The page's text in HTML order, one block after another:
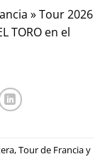
»Tour 2026
TORO en el
,Tour de Franciay